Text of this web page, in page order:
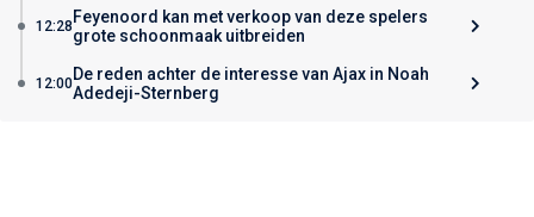
12:28 Feyenoord kan met verkoop van deze spelers
grote schoonmaak uitbreiden
12:00De reden achter de interesse van Ajax in Noah
Adedeji-Sternberg